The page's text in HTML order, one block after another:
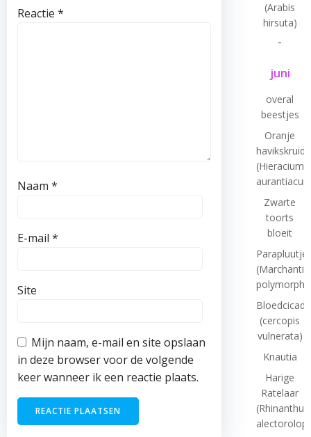
Reactie *
Naam *
E-mail *
Site
Mijn naam, e-mail en site opslaan
in deze browser voor de volgende
keer wanneer ik een reactie plaats.
(Arabis
hirsuta)
-
juni
overal
beestjes
Oranje
havikskruid
(Hieracium
Zwarte
toorts
bloeit
(Marchantia
Bloedcicade
(cercopis
vulnerata)
Knautia
Harige
Ratelaar
(Rhinanthus